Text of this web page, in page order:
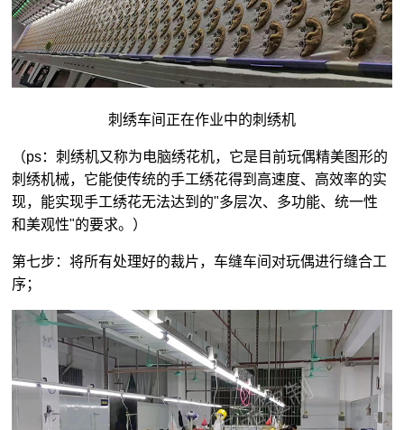
刺绣车间正在作业中的刺绣机
（ps：刺绣机又称为电脑绣花机，它是目前玩偶精美图形的
刺绣机械，它能使传统的手工绣花得到高速度、高效率的实
现，能实现手工绣花无法达到的"多层次、多功能、统一性
和美观性"的要求。）
第七步：将所有处理好的裁片，车缝车间对玩偶进行缝合工
序；